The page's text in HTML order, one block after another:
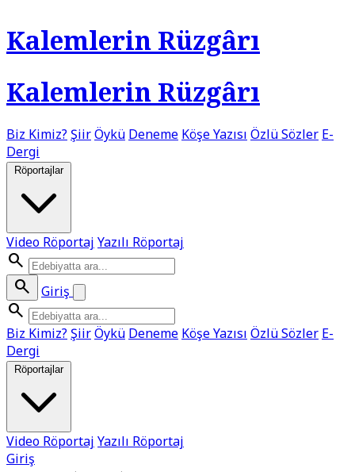
Kalemlerin Rüzgârı
Kalemlerin Rüzgârı
Biz Kimiz? ŞiirÖykü Deneme Köşe Yazısı Özlü Sözler E-
Dergi
Röportajlar
Video Röportaj Yazılı Röportaj
search
search
Giriş
search
Biz Kimiz? ŞiirÖykü Deneme Köşe Yazısı Özlü Sözler E-
Dergi
Röportajlar
Video Röportaj Yazılı Röportaj
Giriş